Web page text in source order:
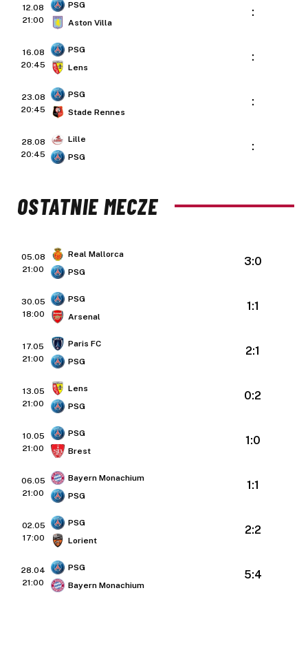
12.08
21:00
PSG
Aston Villa
:
16.08
20:45
PSG
Lens
:
23.08
20:45
PSG
Stade Rennes
:
28.08
20:45
Lille
PSG
:
OSTATNIE MECZE
05.08
21:00
Real Mallorca
PSG
3:0
30.05
18:00
PSG
Arsenal
1:1
17.05
21:00
Paris FC
PSG
2:1
13.05
21:00
Lens
PSG
0:2
10.05
21:00
PSG
Brest
1:0
06.05
21:00
Bayern Monachium
PSG
1:1
02.05
17:00
PSG
Lorient
2:2
28.04
21:00
PSG
Bayern Monachium
5:4